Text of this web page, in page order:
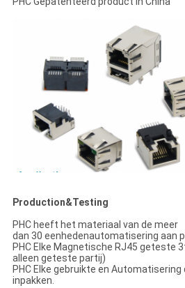
Production&Testing
PHC heeft het materiaal van de meer
dan 30 eenhedenautomatisering aan
PHC Elke Magnetische RJ45 geteste
alleen geteste partij)
PHC Elke gebruikte en
inpakken.